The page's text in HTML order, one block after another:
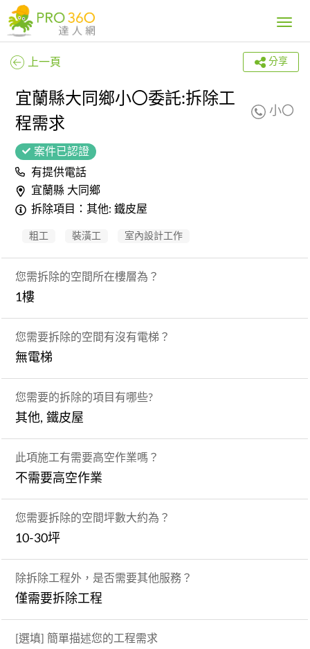
Toggle
上一頁 分享
宜蘭縣大同鄉小〇委託:拆除工
程需求
小〇
案件已認證
有提供電話
宜蘭縣 大同鄉
拆除項目：其他: 鐵皮屋
粗工 裝潢工 室內設計工作
您需拆除的空間所在樓層為？
1樓
您需要拆除的空間有沒有電梯？
無電梯
您需要的拆除的項目有哪些?
其他, 鐵皮屋
此項施工有需要高空作業嗎？
不需要高空作業
您需要拆除的空間坪數大約為？
10-30坪
除拆除工程外，是否需要其他服務？
僅需要拆除工程
[選填] 簡單描述您的工程需求